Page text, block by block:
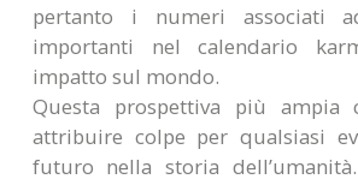
pertanto i numeri associati
importanti nel calendario
impatto sul mondo.
Questa prospettiva più
attribuire colpe per qualsiasi
futuro nella storia